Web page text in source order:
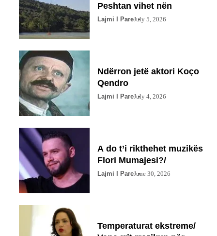
Peshtan vihet nën
Lajmi I PareJuly 5, 2026
Ndërron jetë aktori Koço
Qendro
Lajmi I PareJuly 4, 2026
A do t’i rikthehet muzikës
Flori Mumajesi?/
Lajmi I PareJune 30, 2026
Temperaturat ekstreme/